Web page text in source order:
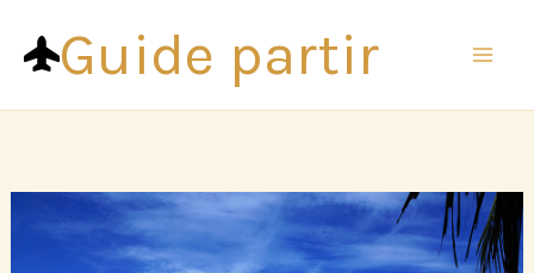
contenuGuide partir